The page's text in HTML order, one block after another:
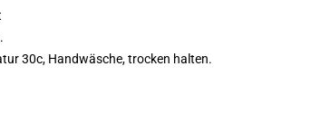
30c, Handwäsche, trocken halten.